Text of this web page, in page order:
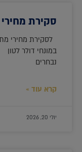
סקירת מחירי
לסקירת מחירי
במונחי דולר
נבחרים
קרא עוד »
יולי 20, 2026